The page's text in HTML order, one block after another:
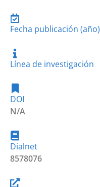
Fecha publicación (año)
Línea de investigación
DOI
N/A
Dialnet
8578076